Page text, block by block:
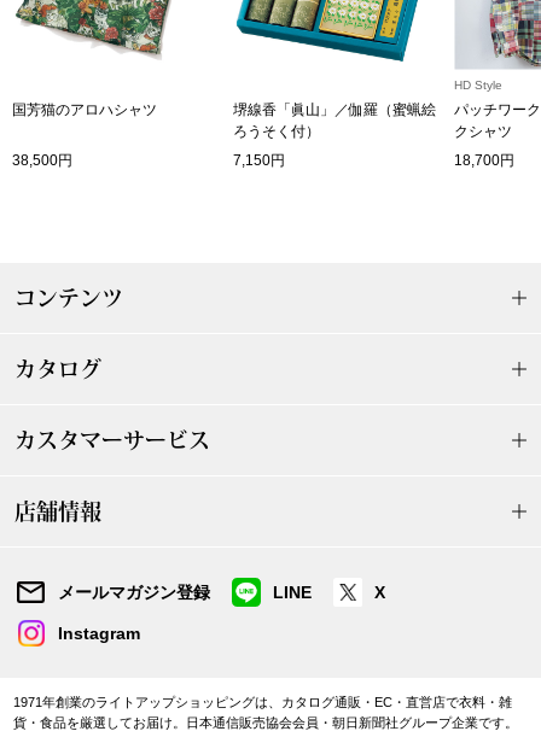
ア
その他
おすすめブラ
国芳猫のアロハシャツ
38,500円
堺線香「眞山」／伽羅（蜜蝋絵
ろうそく付）
7,150円
HD Style
パッチワー
クシャツ
18,700円
コンテンツ
カタログ
カスタマーサービス
店舗情報
メールマガジン登録 LINE X
Instagram
1971年創業のライトアップショッピングは、カタログ通販・EC・直営店で衣料・雑
貨・食品を厳選してお届け。日本通信販売協会会員・朝日新聞社グループ企業です。